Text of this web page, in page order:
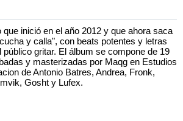
inició en el año 2012 y que ahora saca
y calla", con beats potentes y letras
público gritar. El álbum se compone de 19
y masterizadas por Maqg en Estudios
de Antonio Batres, Andrea, Fronk,
Gosht y Lufex.